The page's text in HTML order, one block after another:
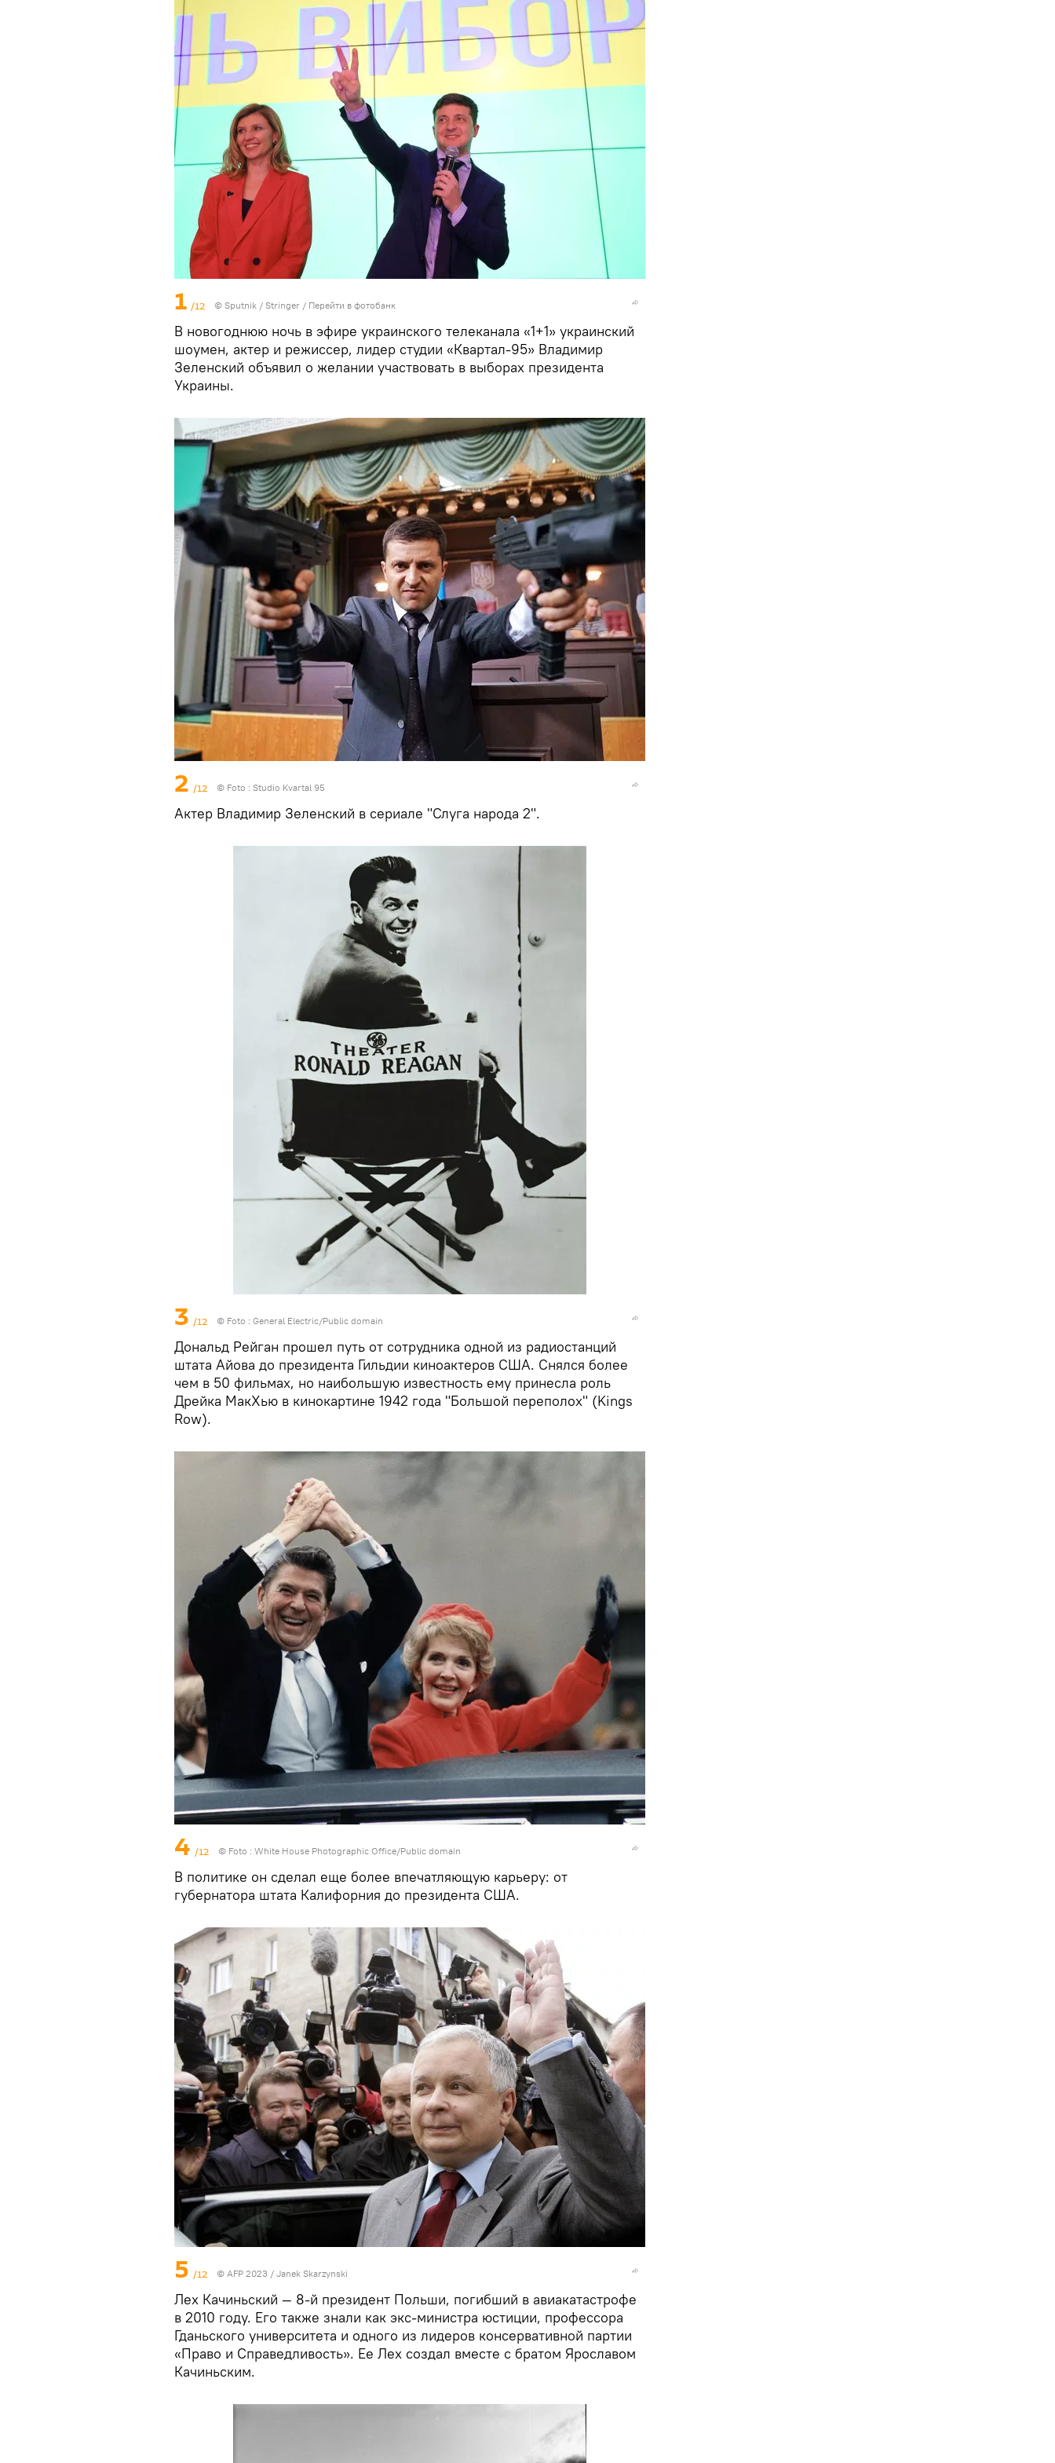
1 /12 © Sputnik / Stringer / Перейти в фотобанк
В новогоднюю ночь в эфире украинского телеканала «1+1» украинский
шоумен, актер и режиссер, лидер студии «Квартал-95» Владимир
Зеленский объявил о желании участвовать в выборах президента
Украины.
2 /12 © Foto : Studio Kvartal 95
Актер Владимир Зеленский в сериале "Слуга народа 2".
3 /12 © Foto : General Electric/Public domain
Дональд Рейган прошел путь от сотрудника одной из радиостанций
штата Айова до президента Гильдии киноактеров США. Снялся более
чем в 50 фильмах, но наибольшую известность ему принесла роль
Дрейка МакХью в кинокартине 1942 года "Большой переполох" (Kings
Row).
4 /12 © Foto : White House Photographic Office/Public domain
В политике он сделал еще более впечатляющую карьеру: от
губернатора штата Калифорния до президента США.
5 /12 © AFP 2023 / Janek Skarzynski
Лех Качиньский — 8-й президент Польши, погибший в авиакатастрофе
в 2010 году. Его также знали как экс-министра юстиции, профессора
Гданьского университета и одного из лидеров консервативной партии
«Право и Справедливость». Ее Лех создал вместе с братом Ярославом
Качиньским.